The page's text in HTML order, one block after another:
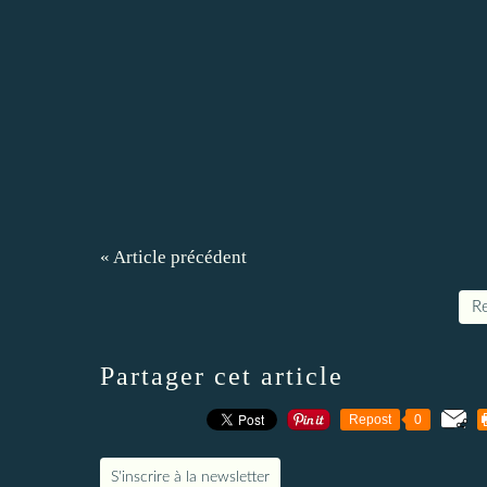
« Article précédent
Partager cet article
Repost 0
S'inscrire à la newsletter